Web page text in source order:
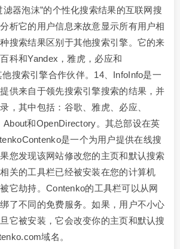
滤器泡沫”的个性化搜索结果的互联网搜
析它的用户信息来故意显示所有用户相
搜索结果区别于其他搜索引擎。它的来
科和Yandex，雅虎，必应和
搜索引擎合作伙伴。14、InfoInfo是一
供来自于领先搜索引擎搜索的结果，并
，其中包括：谷歌、雅虎、必应、
和OpenDirectory。其总部设在英
是一个为用户提供在线搜
您发现该网站修改您的主页和默认搜索
关的工具栏已经被安装在您的计算机
它劫持。Contenko的工具栏可以从网
了不同的免费服务。如果，用户不小心
它被安装，它会改变你的主页和默认搜
域名。